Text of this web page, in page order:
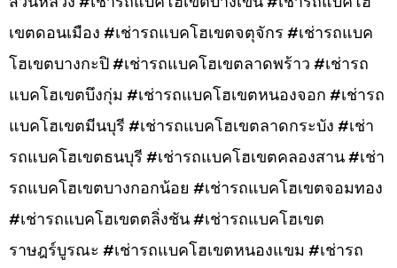
เขตดอนเมือง #เช่ารถแบคโฮเขตจตุจักร #เช่ารถแบค
โฮเขตบางกะปิ #เช่ารถแบคโฮเขตลาดพร้าว #เช่ารถ
แบคโฮเขตบึงกุ่ม #เช่ารถแบคโฮเขตหนองจอก #เช่ารถ
แบคโฮเขตมีนบุรี #เช่ารถแบคโฮเขตลาดกระบัง #เช่า
รถแบคโฮเขตธนบุรี #เช่ารถแบคโฮเขตคลองสาน #เช่า
รถแบคโฮเขตบางกอกน้อย #เช่ารถแบคโฮเขตจอมทอง
#เช่ารถแบคโฮเขตตลิ่งชัน #เช่ารถแบคโฮเขต
ราษฎร์บูรณะ #เช่ารถแบคโฮเขตหนองแขม #เช่ารถ